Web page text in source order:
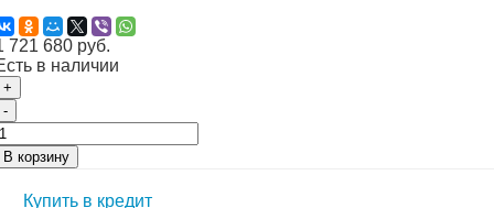
721 680 руб.
в наличии
+
-
В корзину
Купить в кредит